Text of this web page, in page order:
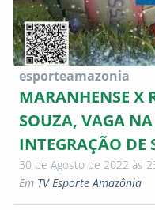
esporteamazonia
MARANHENSE X
SOUZA, VAGA
INTEGRAÇÃO DE
30 de Agosto de 2022 às
Em TV Esporte Amazônia